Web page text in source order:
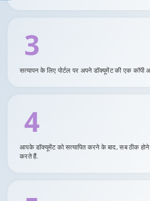
3
सत्यापन के लिए पोर्टल पर अपने डॉक्यूमेंट की एक कॉपी
4
आपके डॉक्यूमेंट को सत्यापित करने के बाद, सब ठीक होने
करते हैं.